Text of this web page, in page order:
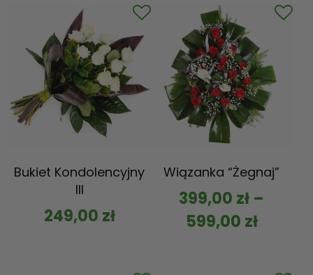
Bukiet Kondolencyjny
III
249,00 zł
Wiązanka “Żegnaj”
399,00 zł –
599,00 zł